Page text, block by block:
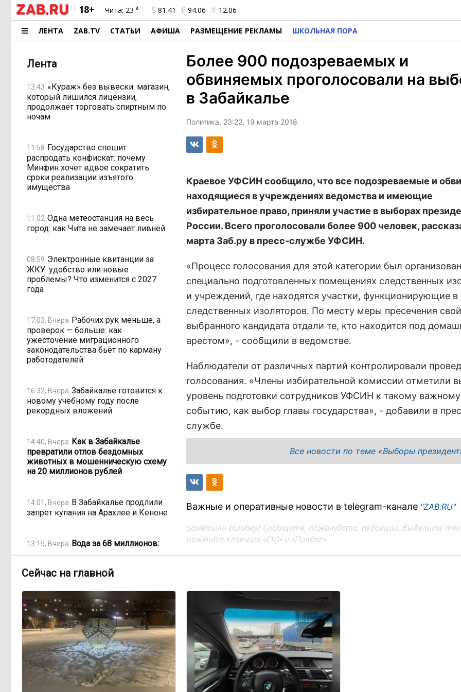
18+ Чита: 23 ° 81.41 94.06 12.06
ЛЕНТА ZAB.TV СТАТЬИ АФИША РАЗМЕЩЕНИЕ РЕКЛАМЫ ШКОЛЬНАЯ ПОРА
Лента
13:43 «Кураж» без вывески: магазин,
который лишился лицензии,
продолжает торговать спиртным по
ночам
11:58 Государство спешит
распродать конфискат: почему
Минфин хочет вдвое сократить
сроки реализации изъятого
имущества
11:02 Одна метеостанция на весь
город: как Чита не замечает ливней
08:59 Электронные квитанции за
ЖКУ: удобство или новые
проблемы? Что изменится с 2027
года
17:03, Вчера Рабочих рук меньше, а
проверок — больше: как
ужесточение миграционного
законодательства бьёт по карману
работодателей
16:32, Вчера Забайкалье готовится к
новому учебному году после
рекордных вложений
14:40, Вчера Как в Забайкалье
превратили отлов бездомных
животных в мошенническую схему
на 20 миллионов рублей
14:01, Вчера В Забайкалье продлили
запрет купания на Арахлее и Кеноне
13:15, Вчера Вода за 68 миллионов:
ТГК-14 заплатит государству за
Этно-парк, который до
сих пор не готов, работает почти три
года: что не так с Сухотино?
11:02, Вчера От 35 до 60 процентов за
две недели: как Забайкалье
готовится к зиме
Более 900 подозреваемых и
обвиняемых проголосовали на
в Забайкалье
Политика, 23:22, 19 марта 2018
Краевое УФСИН сообщило, что все подозреваемые и
находящиеся в учреждениях ведомства и имеющие
избирательное право, приняли участие в выборах
России. Всего проголосовали более 900 человек,
марта Заб.ру в пресс-службе УФСИН.
«Процесс голосования для этой категории был
специально подготовленных помещениях следственных
и учреждений, где находятся участки, функционирующие
следственных изоляторов. По месту меры пресечения
выбранного кандидата отдали те, кто находится под
арестом», - сообщили в ведомстве.
Наблюдатели от различных партий контролировали
голосования. «Члены избирательной комиссии отметили
уровень подготовки сотрудников УФСИН к такому важному
событию, как выбор главы государства», - добавили в
службе.
Все новости по теме «Выборы
Важные и оперативные новости в telegram-канале "ZAB.RU"
Заметили ошибку? Сообщите, пожалуйста, редакции. Выделите
нажмите клавиши «Ctrl» и «Пробел»
Сейчас на главной